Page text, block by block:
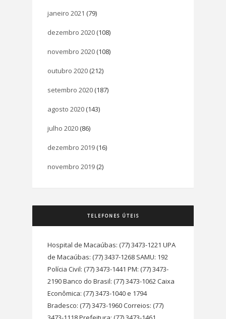
janeiro 2021 (79)
dezembro 2020 (108)
novembro 2020 (108)
outubro 2020 (212)
setembro 2020 (187)
agosto 2020 (143)
julho 2020 (86)
dezembro 2019 (16)
novembro 2019 (2)
TELEFONES ÚTEIS
Hospital de Macaúbas: (77) 3473-1221 UPA
de Macaúbas: (77) 3437-1268 SAMU: 192
Polícia Civil: (77) 3473-1441 PM: (77) 3473-
2190 Banco do Brasil: (77) 3473-1062 Caixa
Econômica: (77) 3473-1040 e 1794
Bradesco: (77) 3473-1960 Correios: (77)